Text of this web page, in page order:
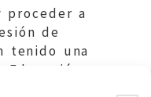
proceder a
de
tenido una